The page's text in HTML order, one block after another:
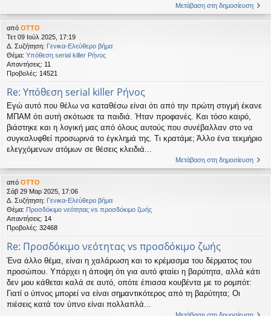
Μετάβαση στη δημοσίευση
από OTTO
Τετ 09 Ιούλ 2025, 17:19
Δ. Συζήτηση: Γενικα-Ελεύθερο βήμα
Θέμα: Υπόθεση serial killer Ρήνος
Απαντήσεις: 11
Προβολές: 14521
Re: Υπόθεση serial killer Ρήνος
Εγώ αυτό που θέλω να καταθέσω είναι ότι από την πρώτη στιγμή έκανε
ΜΠΑΜ ότι αυτή σκότωσε τα παιδιά. Ήταν προφανές. Και τόσο καιρό,
βιάστηκε και η λογική μας από όλους αυτούς που συνέβαλλαν στο να
συγκαλυφθεί προσωρινά το έγκλημά της. Τι κρατάμε; Άλλο ένα τεκμήριο
ελεγχόμενων ατόμων σε θέσεις κλειδιά...
Μετάβαση στη δημοσίευση
από OTTO
Σάβ 29 Μαρ 2025, 17:06
Δ. Συζήτηση: Γενικα-Ελεύθερο βήμα
Θέμα: Προσδόκιμο νεότητας vs προσδόκιμο ζωής
Απαντήσεις: 14
Προβολές: 32468
Re: Προσδόκιμο νεότητας vs προσδόκιμο ζωής
Ένα άλλο θέμα, είναι η χαλάρωση και το κρέμασμα του δέρματος του
προσώπου. Υπάρχει η άποψη ότι για αυτό φταίει η βαρύτητα, αλλά κάτι
δεν μου κάθεται καλά σε αυτό, οπότε έπιασα κουβέντα με το ρομπότ:
Γιατί ο ύπνος μπορεί να είναι σημαντικότερος από τη βαρύτητα; Οι
πιέσεις κατά τον ύπνο είναι πολλαπλά...